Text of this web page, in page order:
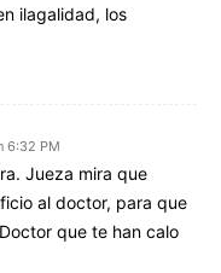
ilagalidad, los
6:32 PM
Jueza mira que
al doctor, para que
que te han calo